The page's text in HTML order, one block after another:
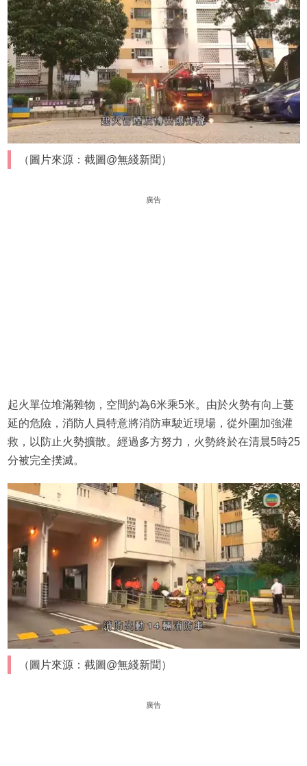
（圖片來源：截圖@無綫新聞）
廣告
起火單位堆滿雜物，空間約為6米乘5米。由於火勢有向上蔓
延的危險，消防人員特意將消防車駛近現場，從外圍加強灌
救，以防止火勢擴散。經過多方努力，火勢終於在清晨5時25
分被完全撲滅。
（圖片來源：截圖@無綫新聞）
廣告